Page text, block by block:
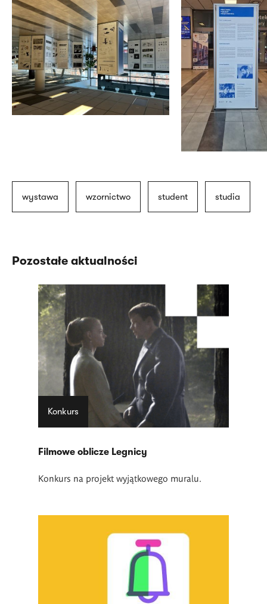
wystawa wzornictwo student studia
Pozostałe aktualności
Konkurs
Filmowe oblicze Legnicy
Konkurs na projekt wyjątkowego muralu.